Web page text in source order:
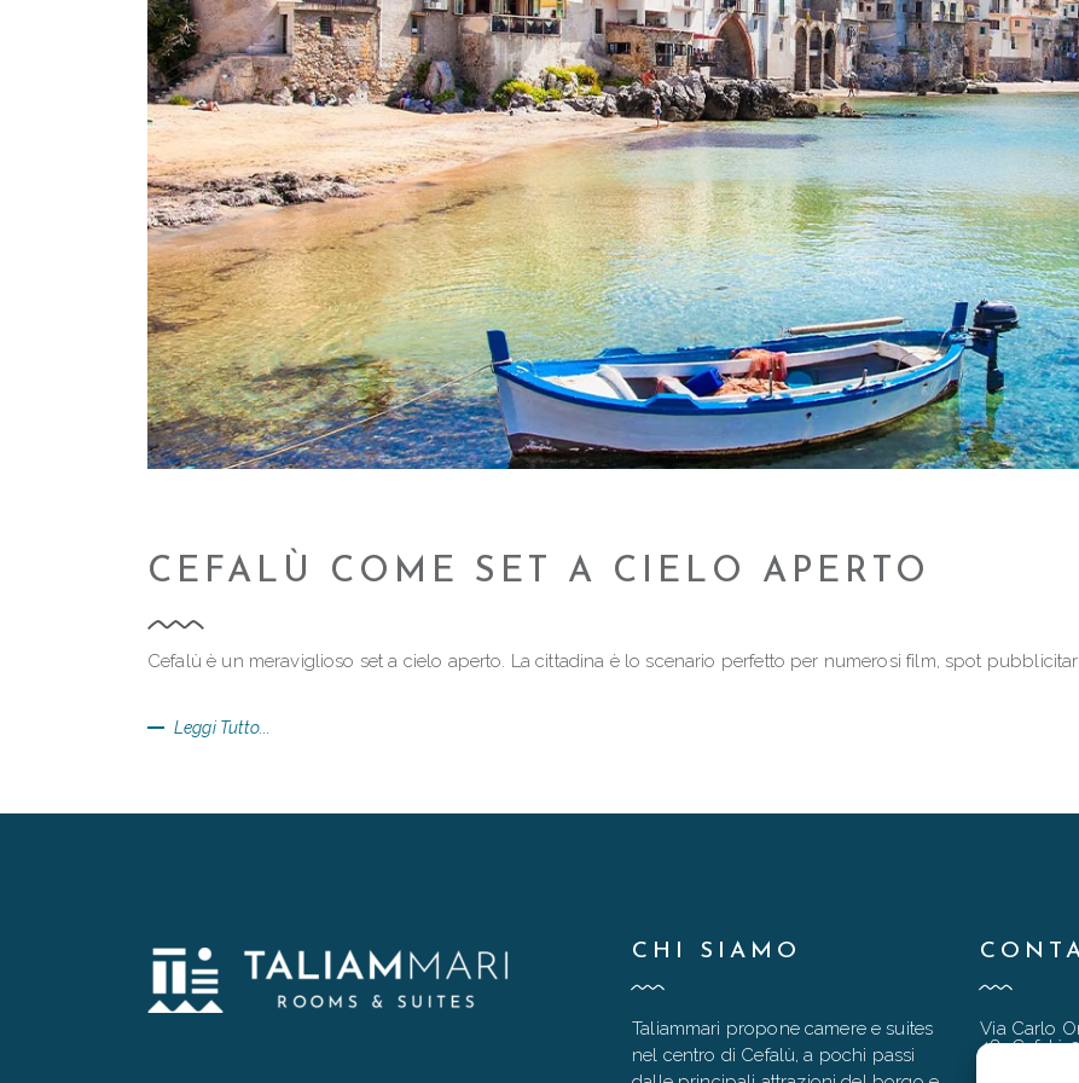
CEFALÙ COME SET A CIELO APERTO
Cefalù è un meraviglioso set a cielo aperto. La cittadina è lo scenario perfetto per numerosi film, spot
Leggi Tutto...
CHI SIAMO
Taliammari propone camere e suites
nel centro di Cefalù, a pochi passi
Via Carlo
48, Cefalù